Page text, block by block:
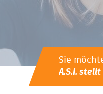
Sie
A.S.I. stellt